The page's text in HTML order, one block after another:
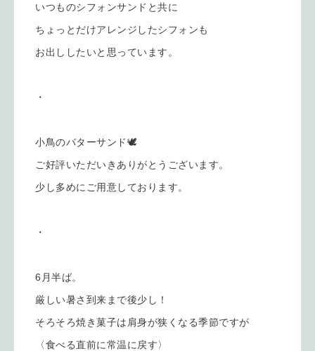
いつものシフォンサンドと共に
ちょっとだけアレンジしたシフォンも
お出ししたいと思っています。
・
小鳥のバターサンド🕊️
ご好評いただいきありがとうございます。
少し多めにご用意しております。
・
6月半ば。
厳しい暑さ到来まで後少し！
そろそろ焼き菓子は肩身が狭くなる季節ですが
〈食べる直前に常温に戻す〉